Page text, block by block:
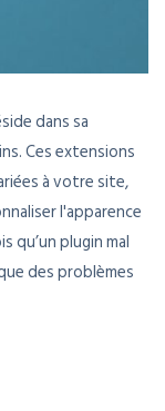
dans sa
Ces extensions
à votre site,
l'apparence
qu’un plugin mal
des problèmes